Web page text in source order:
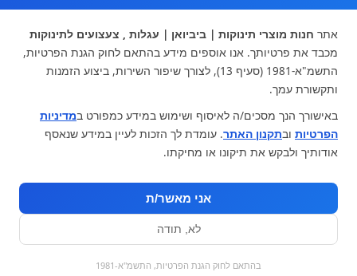
עגלות וטיולונים
כיסא בטיחות ואביזרים
ריהוט לתינוקות
מצעים למיטת תינוק וטקסטיל
צעצועי ילדים
על גלגלים
הנקה והאכלה
מוצרי אמבטיה
מוזמנים לבקר אותנו:
אתר חנות מוצרי תינוקות | ביביואן | עגלות , צעצועים לתינוקות
מכבד את פרטיותך. אנו אוספים מידע בהתאם לחוק הגנת הפרטיות,
התשמ"א-1981 (סעיף 13), לצורך שיפור השירות, ביצוע הזמנות
ותקשורת עמך.
באישורך הנך מסכים/ה לאיסוף ושימוש במידע כמפורט במדיניות
הפרטיות ובתקנון האתר. עומדת לך הזכות לעיין במידע שנאסף
אודותיך ולבקש את תיקונו או מחיקתו.
אני מאשר/ת
לא, תודה
בהתאם לחוק הגנת הפרטיות, התשמ"א-1981